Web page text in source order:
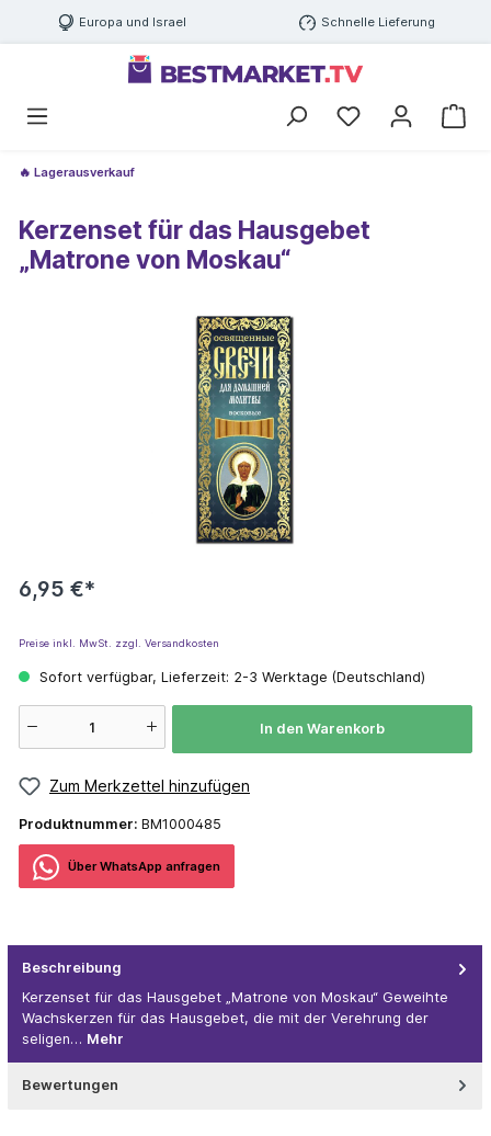
Europa und Israel Schnelle Lieferung
🔥 Lagerausverkauf
Kerzenset für das Hausgebet
„Matrone von Moskau“
6,95 €*
Preise inkl. MwSt. zzgl. Versandkosten
Sofort verfügbar, Lieferzeit: 2-3 Werktage (Deutschland)
In den Warenkorb
Zum Merkzettel hinzufügen
Produktnummer: BM1000485
Über WhatѕApp anfragеn
Beschreibung
Kerzenset für das Hausgebet „Matrone von Moskau“ Geweihte
Wachskerzen für das Hausgebet, die mit der Verehrung der
seligen… Mehr
Bewertungen